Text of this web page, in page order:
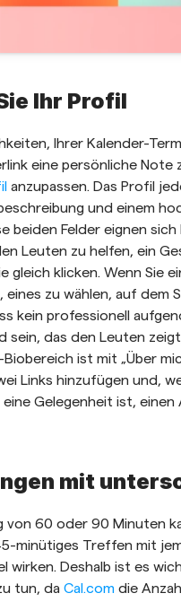
Ihr Profil
Ihrer Kalender-
eine persönliche
anzupassen. Das Profil
und einem
beiden Felder eignen
Leuten zu helfen, ein
gleich klicken. Wenn Sie
eines zu wählen, auf dem
kein professionell
sein, das den Leuten
-Biobereich ist mit „Über
Links hinzufügen und,
eine Gelegenheit ist,
mit
von 60 oder 90 Minuten
minütiges Treffen mit
wirken. Deshalb ist es
tun, da Cal.com die